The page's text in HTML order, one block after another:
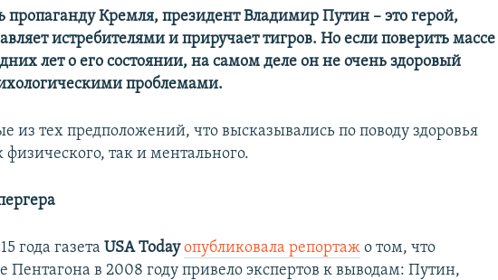
пропаганду Кремля, президент Владимир Путин – это герой,
истребителями и приручает тигров. Но если поверить массе
лет о его состоянии, на самом деле он не очень здоровый
проблемами.
из тех предположений, что высказывались по поводу здоровья
так и ментального.
года газета USA Today опубликовала репортаж о том, что
Пентагона в 2008 году привело экспертов к выводам: Путин,